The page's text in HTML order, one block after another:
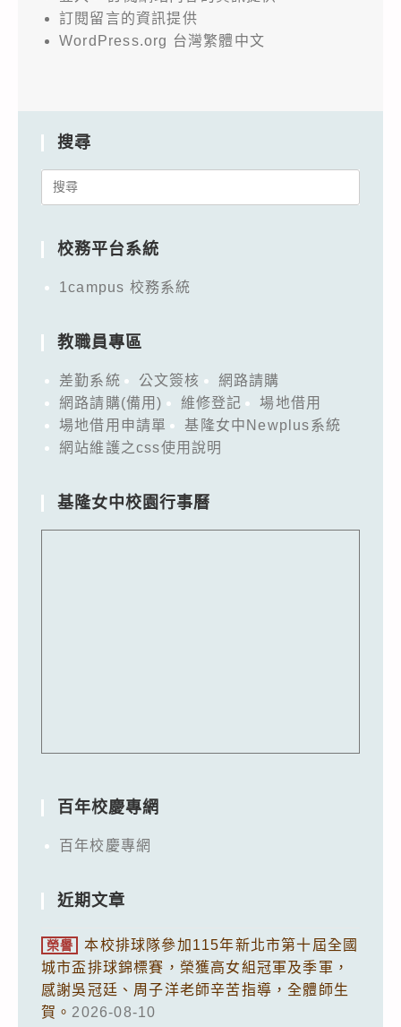
訂閱留言的資訊提供
WordPress.org 台灣繁體中文
搜尋
Search
校務平台系統
1campus 校務系統
教職員專區
差勤系統 公文簽核
網路請購
網路請購(備用)
維修登記
場地借用
場地借用申請單
基隆女中Newplus系統
網站維護之css使用說明
基隆女中校園行事曆
百年校慶專網
百年校慶專網
近期文章
榮譽
本校排球隊參加115年新北市第十屆全國
城市盃排球錦標賽，榮獲高女組冠軍及季軍，
感謝吳冠廷、周子洋老師辛苦指導，全體師生
賀。 2026-08-10